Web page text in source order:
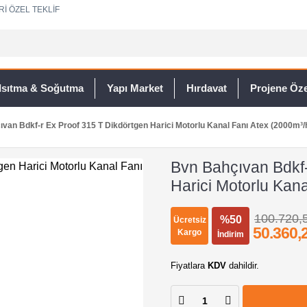
ÖZEL TEKLİF
& Soğutma Yapı Market Hırdavat Projene
Bdkf-r Ex Proof 315 T Dikdörtgen Harici Motorlu Kanal Fanı Atex (2000m³/
Bvn Bahçıvan
Harici Motorlu
Ücretsiz
Kargo
%50
İndirim
Fiyatlara KDV dahildir.